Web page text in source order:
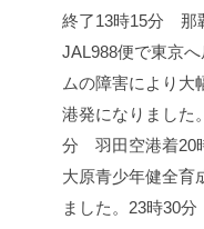
終了13時15分
JAL988便で東京
ムの障害により大
港発になりました。
分 羽田空港着20
大原青少年健全
ました。 23時30